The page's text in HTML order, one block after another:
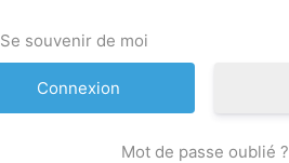
Se souvenir de moi
Mot de passe oublié ?